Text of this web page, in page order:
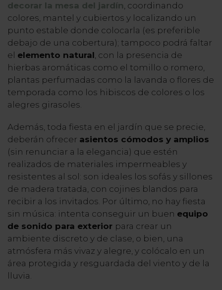
decorar la mesa del jardín, coordinando
colores, mantel y cubiertos y localizando un
punto estable donde colocarla (es preferible
debajo de una cobertura); tampoco podrá faltar
el elemento natural, con la presencia de
hierbas aromáticas como el tomillo o romero,
plantas perfumadas como la lavanda o flores de
temporada como los hibiscos de colores o los
alegres girasoles.
Además, toda fiesta en el jardín que se precie,
deberán ofrecer asientos cómodos y amplios
(sin renunciar a la elegancia) que estén
realizados de materiales impermeables y
resistentes al sol: son ideales los sofás y sillones
de madera tratada, con cojines blandos para
recibir a los invitados. Por último, no hay fiesta
sin música: intenta conseguir un buen equipo
de sonido para exterior para crear un
ambiente discreto y de clase, o bien, una
atmósfera más vivaz y alegre, y colócalo en un
área protegida y resguardada del viento y de la
lluvia.